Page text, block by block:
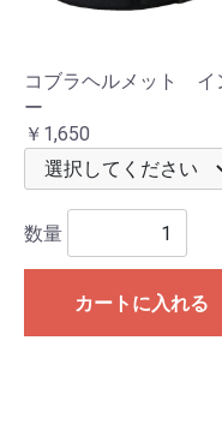
コブラヘルメット イ
ー
￥1,650
数量
カートに入れる